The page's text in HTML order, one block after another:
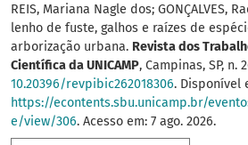
REIS, Mariana Nagle dos; GONÇALVES,
lenho de fuste, galhos e raízes de
arborização urbana. Revista dos
Científica da UNICAMP, Campinas, SP, n.
10.20396/revpibic262018306. Disponível
https://econtents.sbu.unicamp.br/
e/view/306. Acesso em: 7 ago. 2026.